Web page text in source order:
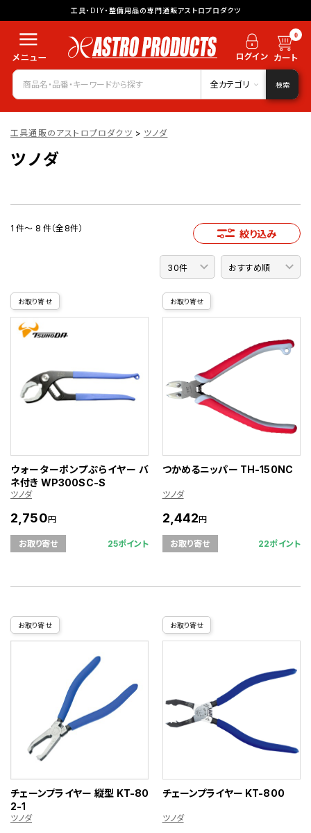
工具・DIY・整備用品の専門通販アストロプロダクツ
0
全カテゴリ 検索
工具通販のアストロプロダクツ > ツノダ
ツノダ
1 件～ 8 件（全8件） 絞り込み
お取り寄せ
ウォーターポンプぷらイヤー バ
ネ付き WP300SC-S
ツノダ
2,750円
お取り寄せ 25ポイント
お取り寄せ
つかめるニッパー TH-150NC
ツノダ
2,442円
お取り寄せ 22ポイント
お取り寄せ
チェーンプライヤー 縦型 KT-80
2-1
ツノダ
お取り寄せ
チェーンプライヤー KT-800
ツノダ